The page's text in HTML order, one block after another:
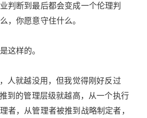
判断到最后都会变成一个伦理判
，你愿意守住什么。
这样的。
人就越没用，但我觉得刚好反过
到的管理层级就越高，从一个执行
者，从管理者被推到战略制定者，